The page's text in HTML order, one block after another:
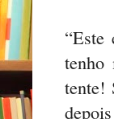
“Este
tenho
tente!